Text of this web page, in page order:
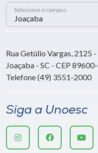
Selecione o campus
Rua Getúlio Vargas, 2125
Joaçaba - SC - CEP
Telefone (49) 3551-2000
Siga a Unoesc